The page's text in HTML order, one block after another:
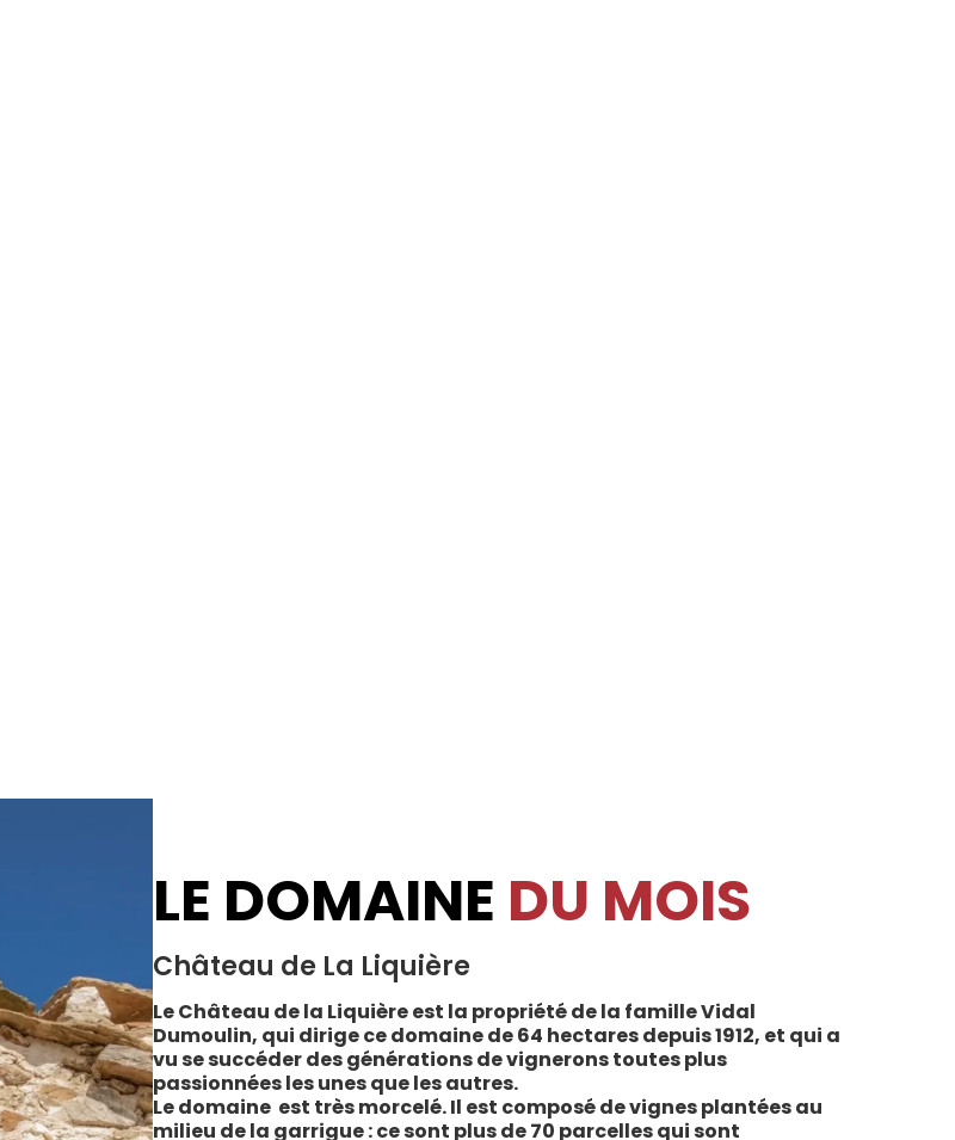
LE DOMAINE DU MOIS
Château de La Liquière
Le Château de la Liquière est la propriété de la famille Vidal
Dumoulin, qui dirige ce domaine de 64 hectares depuis 1912, et qui a
vu se succéder des générations de vignerons toutes plus
passionnées les unes que les autres.
Le domaine est très morcelé. Il est composé de vignes plantées au
milieu de la garrigue : ce sont plus de 70 parcelles qui sont